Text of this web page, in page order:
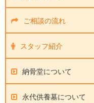
ご相談の流れ
スタッフ紹介
納骨堂について
永代供養墓について